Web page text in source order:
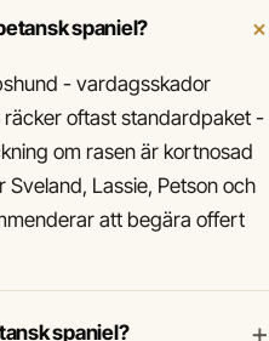
spaniel?
- vardagsskador
räcker oftast standardpaket -
om rasen är kortnosad
Lassie, Petson och
att begära offert
spaniel? +